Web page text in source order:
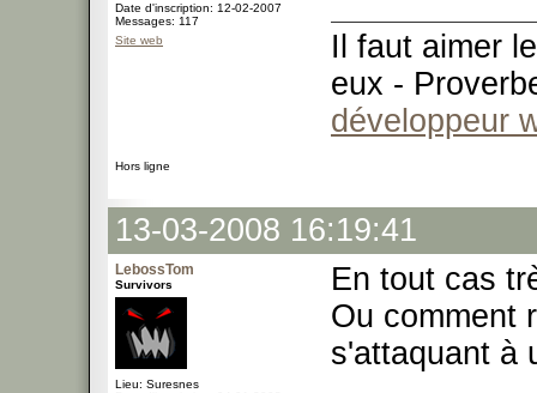
Date d'inscription: 12-02-2007
Messages: 117
Site web
Il faut aimer
eux -
développeur
Hors ligne
13-03-2008 16:19:41
LebossTom
Survivors
Lieu: Suresnes
En tout cas
Ou comment
s'attaquant à